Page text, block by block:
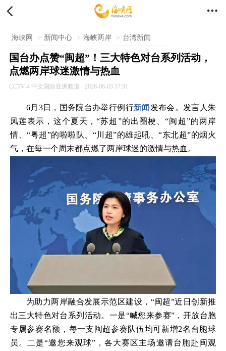
 
海峡网 > 新闻中心 > 海峡两岸 > 台湾新闻
国台办点赞“闽超”！三大特色对台系列活动，
点燃两岸球迷激情与热血
CCTV-4 中文国际亚洲频道 2026-06-03 17:31
6月3日，国务院台办举行例行新闻 发布会。发言人朱
凤莲表示，这个夏天，“苏超”的出圈梗、“闽超”的两岸
情、“粤超”的啦啦队、“川超”的雄起吼、“东北超”的烟火
气，在每一个周末都点燃了两岸球迷的激情与热血。
为助力两岸融合发展示范区建设，“闽超”近日创新推
出三大特色对台系列活动。一是“喊您来参赛”，开放台胞
专属参赛名额，每一支闽超参赛队伍均可新增2名台胞球
员。二是“邀您来观球”，各大赛区主场邀请台胞赴闽观